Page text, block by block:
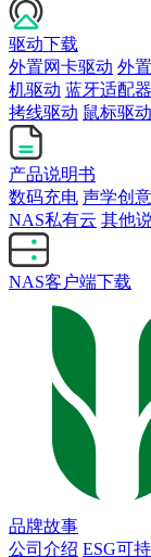
驱动下载
外置网卡驱动 外
机驱动 蓝牙适配
拷线驱动 鼠标驱动
产品说明书
数码充电 声学创意
NAS私有云 其他
NAS客户端下载
品牌故事
公司介绍 ESG可